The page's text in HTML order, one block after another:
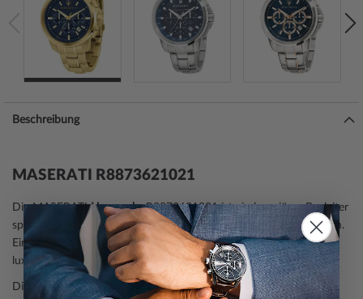
Beschreibung
MASERATI R8873621021
Die MASERATIHerrenuhrR8873621021 ist ein luxuriöser Begleiter
sportlicher Begleiter aus der Modell-Serie Successo Chrono 44mm.
Eine perfekte Wahl, wenn Sie einen Zeitmesser mit einem
luxuriösen sportlich lebendigen Look suchen.
Die Chronographen-Funktion
macht diese Armbanduhr zu